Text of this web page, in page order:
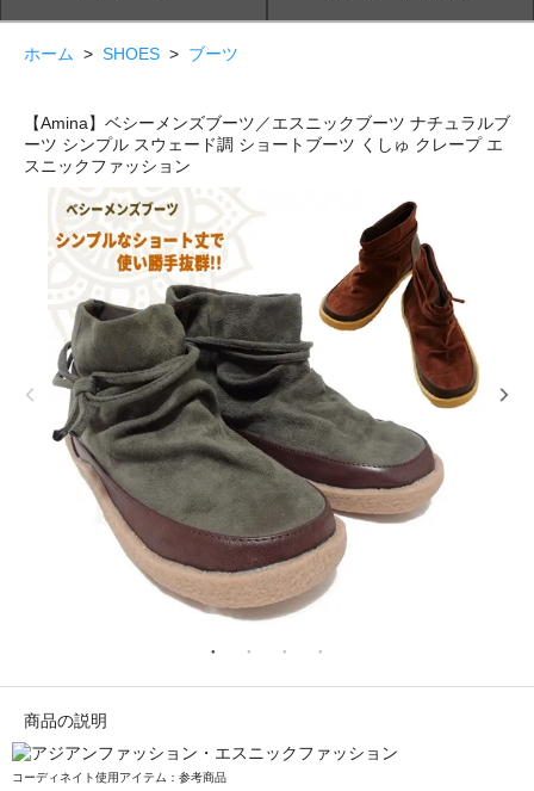
ホーム > SHOES > ブーツ
【Amina】ベシーメンズブーツ／エスニックブーツ ナチュラルブ
ーツ シンプル スウェード調 ショートブーツ くしゅ クレープ エ
スニックファッション
商品の説明
コーディネイト使用アイテム：参考商品